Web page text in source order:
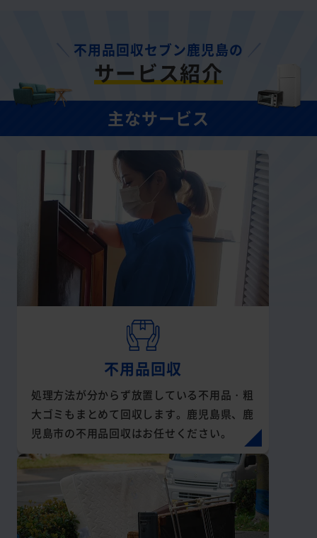
不用品回収セブン鹿児島の
サービス紹介
主なサービス
不用品回収
処理方法が分からず放置している不用品・粗
大ゴミもまとめて回収します。鹿児島県、鹿
児島市の不用品回収はお任せください。